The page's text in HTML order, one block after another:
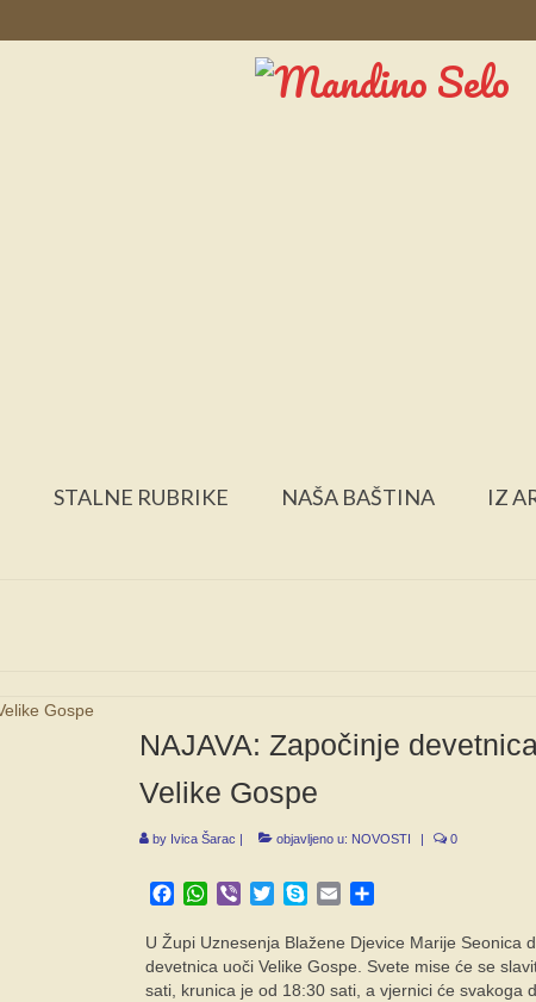
STALNE RUBRIKE NAŠA BAŠTINA IZ
NAJAVA: Započinje
Velike Gospe
by Ivica Šarac objavljeno u: NOVOSTI 0
Facebook
WhatsApp
Viber TwitterSkypeEmail
U Župi Uznesenja Blažene Djevice Marije Seonica
devetnica uoči Velike Gospe. Svete mise će se
sati, krunica je od 18:30 sati, a vjernici će svakoga